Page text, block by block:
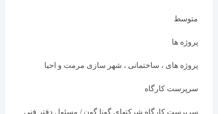
متوسط
پروژه ها
پروژه های ، ساختمانی ، شهر سازی مرمت و احیا
سرپرست کارگاه
سرپرست کارگاه شرکتهای گونا گون / مسئول دفتر فنی